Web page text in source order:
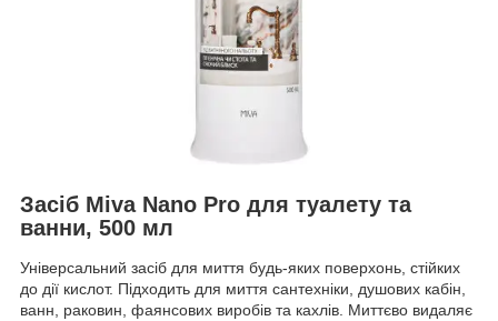
Засіб Miva Nano Pro для туалету та
ванни, 500 мл
Універсальний засіб для миття будь-яких поверхонь, стійких
до дії кислот. Підходить для миття сантехніки, душових кабін,
ванн, раковин, фаянсових виробів та кахлів. Миттєво видаляє